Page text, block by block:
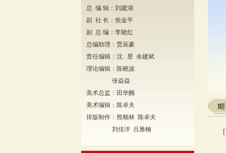
总 编 辑：刘建湖
副 社 长：焦金平
副 总 编：李晓红
总编助理：贾辰豪
责任编辑：沈 昱 余建斌
理论编辑：陈晓波
张焱焱
美术总监：田华阙
美术编辑：陈卓夫
排版制作：熊顺林 陈卓夫
刘佳洋 吕雅楠